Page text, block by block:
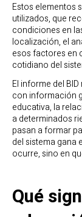
Estos elementos
utilizados, que
condiciones en
localización, el
esos factores en
cotidiano del
El informe del
con información
educativa, la
a determinados
pasan a formar
del sistema gana
ocurre, sino en
Qué